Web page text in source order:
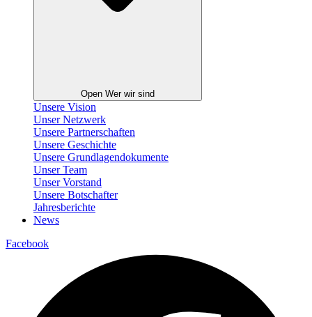
Open Wer wir sind
Unsere Vision
Unser Netzwerk
Unsere Partnerschaften
Unsere Geschichte
Unsere Grundlagendokumente
Unser Team
Unser Vorstand
Unsere Botschafter
Jahresberichte
News
Facebook